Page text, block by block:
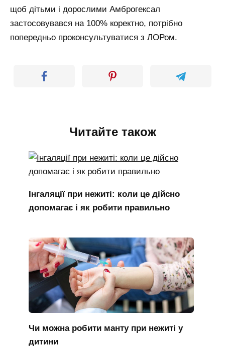
щоб дітьми і дорослими Амброгексал
застосовувався на 100% коректно, потрібно
попередньо проконсультуватися з ЛОРом.
Читайте також
Інгаляції при нежиті: коли це дійсно
допомагає і як робити правильно
Чи можна робити манту при нежиті у
дитини